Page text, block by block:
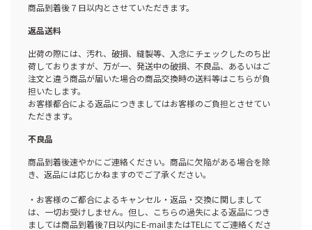
商品到着後７日以内とさせていただきます。
返品送料
出荷の際には、汚れ、破損、縫製等、入念にチェックしたのち出
荷しておりますが、万が一、発送中の破損、不良品、あるいはご
注文と違う商品が届いた場合の商品交換時の送料等はこちらが負
担いたします。
お客様都合による返品につきましてはお客様のご負担とさせてい
ただきます。
不良品
商品到着後速やかにご連絡ください。商品に欠陥がある場合を除
き、返品には応じかねますのでご了承ください。
・お客様のご都合によるキャンセル・返品・交換に関しまして
は、一切お受けしません。但し、こちらの過失による返品につき
ましては商品到着後7日以内にE-mailまたはTELにてご連絡くださ